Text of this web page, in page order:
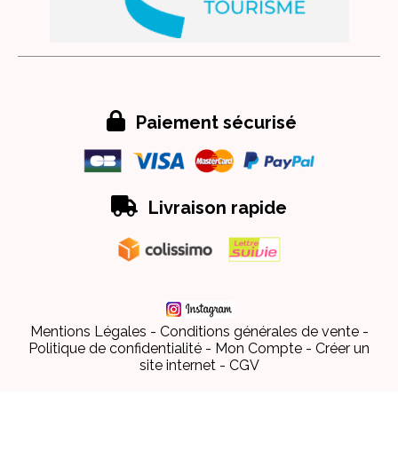
 Paiement sécurisé
 Livraison rapide
Mentions Légales
Conditions générales de vente
Politique de confidentialité
Mon Compte
Créer un
site internet
CGV